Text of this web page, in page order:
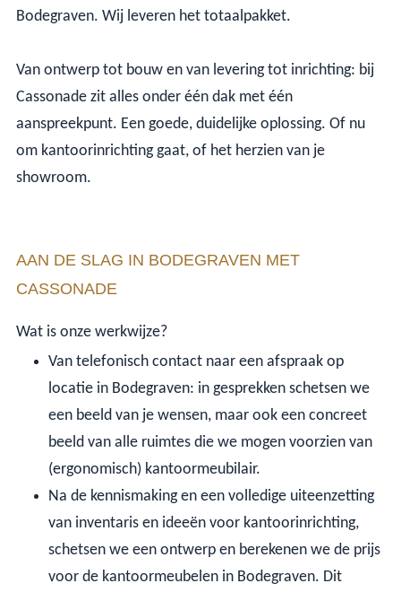
Bodegraven. Wij leveren het totaalpakket.
Van ontwerp tot bouw en van levering tot inrichting: bij
Cassonade zit alles onder één dak met één
aanspreekpunt. Een goede, duidelijke oplossing. Of nu
om kantoorinrichting gaat, of het herzien van je
showroom.
AAN DE SLAG IN BODEGRAVEN MET
CASSONADE
Wat is onze werkwijze?
Van telefonisch contact naar een afspraak op
locatie in Bodegraven: in gesprekken schetsen we
een beeld van je wensen, maar ook een concreet
beeld van alle ruimtes die we mogen voorzien van
(ergonomisch) kantoormeubilair.
Na de kennismaking en een volledige uiteenzetting
van inventaris en ideeën voor kantoorinrichting,
schetsen we een ontwerp en berekenen we de prijs
voor de kantoormeubelen in Bodegraven. Dit